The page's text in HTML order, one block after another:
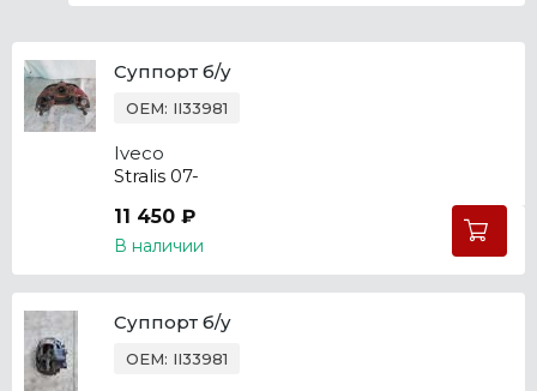
Суппорт б/у
OEM: II33981
Iveco
Stralis 07-
11 450 ₽
В наличии
Суппорт б/у
OEM: II33981